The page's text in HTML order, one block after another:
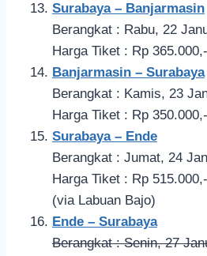
Surabaya – Banjarmasin
Berangkat : Rabu, 22
Harga Tiket : Rp 365.000,-
Banjarmasin – Surabaya
Berangkat : Kamis, 23
Harga Tiket : Rp 350.000,-
Surabaya – Ende
Berangkat : Jumat, 24
Harga Tiket : Rp 515.000,-
(via Labuan Bajo)
Ende – Surabaya
Berangkat : Senin, 27